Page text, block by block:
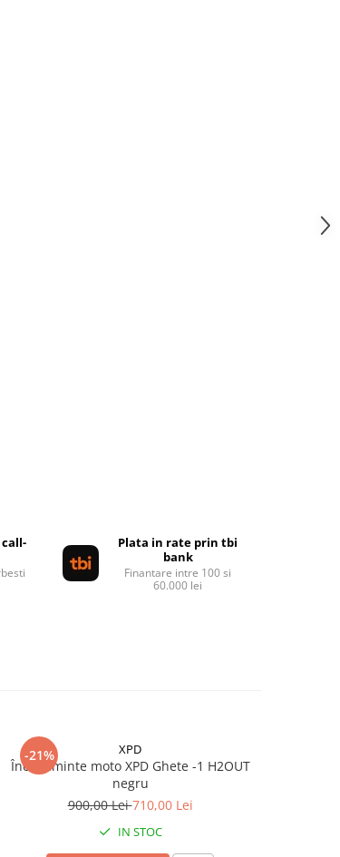
Plata in rate prin tbi
bank
Finantare intre 100 si
60.000 lei
-21% XPD
Încălțăminte moto XPD Ghete -1 H2OUT
negru
900,00 Lei710,00 Lei
IN STOC